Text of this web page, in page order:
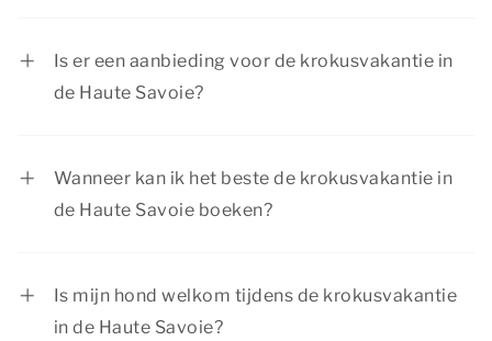
Is er een aanbieding voor de krokusvakantie in
de Haute Savoie?
Wanneer kan ik het beste de krokusvakantie in
de Haute Savoie boeken?
Is mijn hond welkom tijdens de krokusvakantie
in de Haute Savoie?